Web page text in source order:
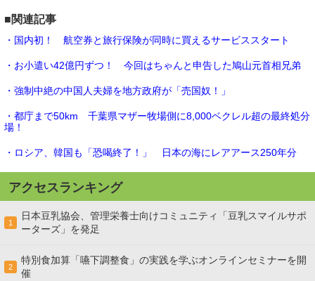
■関連記事
・国内初！ 航空券と旅行保険が同時に買えるサービススタート
・お小遣い42億円ずつ！ 今回はちゃんと申告した鳩山元首相兄弟
・強制中絶の中国人夫婦を地方政府が「売国奴！」
・都庁まで50km 千葉県マザー牧場側に8,000ベクレル超の最終処分
場！
・ロシア、韓国も「恐喝終了！」 日本の海にレアアース250年分
アクセスランキング
1
日本豆乳協会、管理栄養士向けコミュニティ「豆乳スマイルサポ
ーターズ」を発足
2
特別食加算「嚥下調整食」の実践を学ぶオンラインセミナーを開
催